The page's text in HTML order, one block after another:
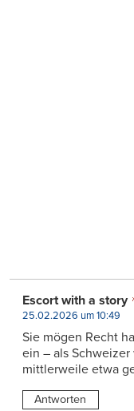
Escort with a story
25.02.2026 um 10:49
Sie mögen Recht
ein – als
mittlerweile etwa
Antworten